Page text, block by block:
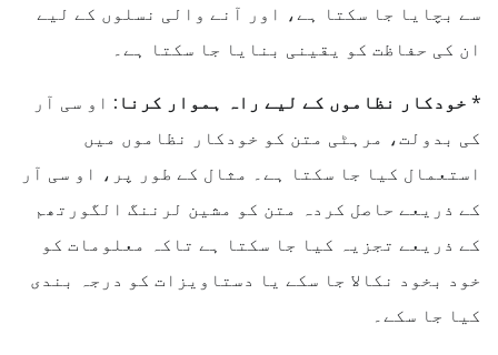
سے بچایا جا سکتا ہے، اور آنے والی نسلوں کے لیے
ان کی حفاظت کو یقینی بنایا جا سکتا ہے۔
* خودکار نظاموں کے لیے راہ ہموار کرنا: او سی آر
کی بدولت، مرہٹی متن کو خودکار نظاموں میں
استعمال کیا جا سکتا ہے۔ مثال کے طور پر، او سی آر
کے ذریعے حاصل کردہ متن کو مشین لرننگ الگورتھم
کے ذریعے تجزیہ کیا جا سکتا ہے تاکہ معلومات کو
خود بخود نکالا جا سکے یا دستاویزات کو درجہ بندی
کیا جا سکے۔